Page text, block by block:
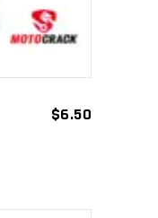
$6.50